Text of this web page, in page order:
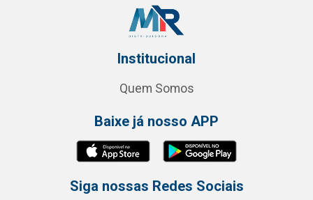
Institucional
Quem Somos
Baixe já nosso APP
Siga nossas Redes Sociais